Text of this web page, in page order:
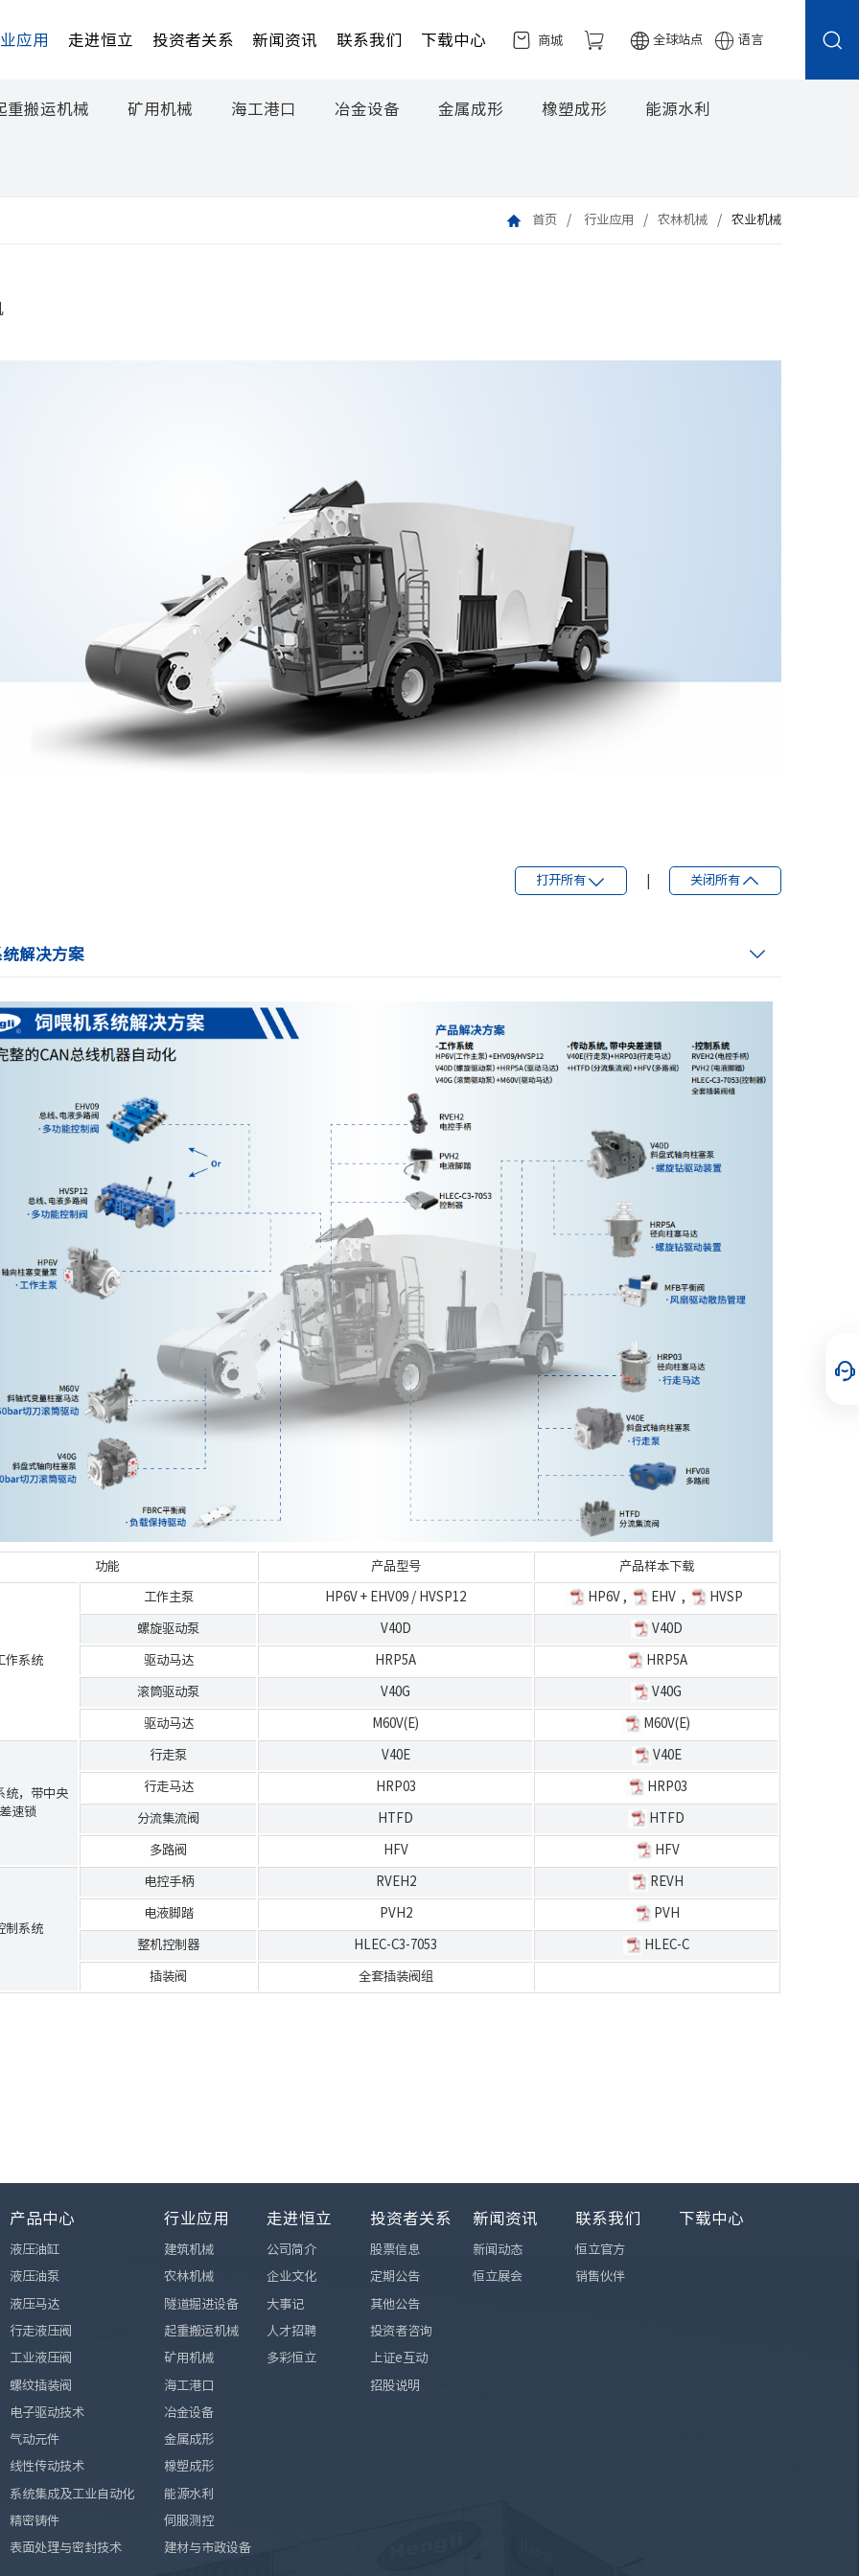
应用 走进恒立 投资者关系 新闻资讯 联系我们 下载中心 商城 全球站点 语言
重搬运机械 矿用机械 海工港口 冶金设备 金属成形 橡塑成形 能源水利
首页 行业应用 农林机械 农业机械
打开所有 关闭所有
统解决方案
功能 产品型号 产品样本下载
作系统
工作主泵 HP6V + EHV09 / HVSP12 HP6V EHV HVSP
螺旋驱动泵 V40D V40D
驱动马达 HRP5A HRP5A
滚筒驱动泵 V40G V40G
驱动马达 M60V(E) M60V(E)
统，带中央
差速锁
行走泵 V40E V40E
行走马达 HRP03 HRP03
分流集流阀 HTFD HTFD
多路阀 HFV HFV
制系统
电控手柄 RVEH2 REVH
电液脚踏 PVH2 PVH
整机控制器 HLEC-C3-7053 HLEC-C
插装阀 全套插装阀组
产品中心
液压油缸
液压油泵
液压马达
行走液压阀
工业液压阀
螺纹插装阀
电子驱动技术
气动元件
线性传动技术
系统集成及工业自动化
精密铸件
表面处理与密封技术
行业应用
建筑机械
农林机械
隧道掘进设备
起重搬运机械
矿用机械
海工港口
冶金设备
金属成形
橡塑成形
能源水利
伺服测控
建材与市政设备
走进恒立
公司简介
企业文化
大事记
人才招聘
多彩恒立
投资者关系
股票信息
定期公告
其他公告
投资者咨询
上证e互动
招股说明
新闻资讯
新闻动态
恒立展会
联系我们
恒立官方
销售伙伴
下载中心